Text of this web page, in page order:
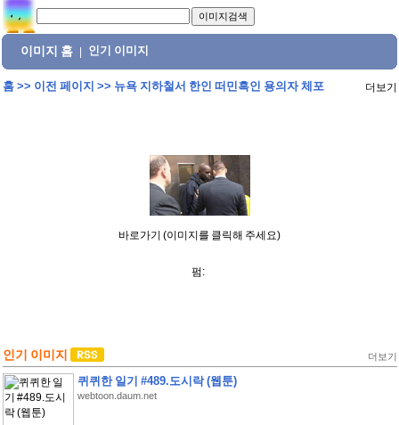
이미지 홈 인기 이미지
홈>> 이전 페이지 >> 뉴욕 지하철서 한인 떠민흑인 용의자 체포 더보기
바로가기 (이미지를 클릭해 주세요)
펌:
인기 이미지 더보기
퀴퀴한 일기 #489.도시락 (웹툰)
webtoon.daum.net